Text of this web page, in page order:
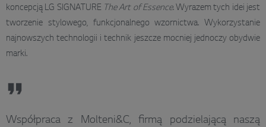
koncepcją LG SIGNATURE The Art of Essence. Wyrazem tych idei jest
tworzenie stylowego, funkcjonalnego wzornictwa. Wykorzystanie
najnowszych technologii i technik jeszcze mocniej jednoczy obydwie
marki.
Współpraca z Molteni&C, firmą podzielającą naszą